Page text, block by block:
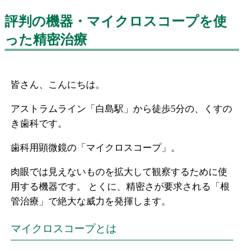
評判の機器・マイクロスコープを使
った精密治療
皆さん、こんにちは。
アストラムライン「白島駅」から徒歩5分の、くすの
き歯科です。
歯科用顕微鏡の「マイクロスコープ」。
肉眼では見えないものを拡大して観察するために使
用する機器です。 とくに、精密さが要求される「根
管治療」で絶大な威力を発揮します。
マイクロスコープとは